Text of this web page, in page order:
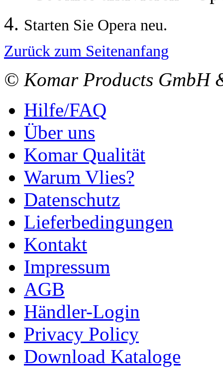
Starten Sie Opera neu.
Zurück zum Seitenanfang
© Komar Products GmbH
Hilfe/FAQ
Über uns
Komar Qualität
Warum Vlies?
Datenschutz
Lieferbedingungen
Kontakt
Impressum
AGB
Händler-Login
Privacy Policy
Download Kataloge